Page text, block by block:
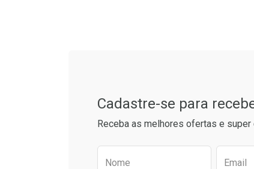
Cadastre-se para
Receba as melhores ofertas e
Preencha o formulário
Nome Email